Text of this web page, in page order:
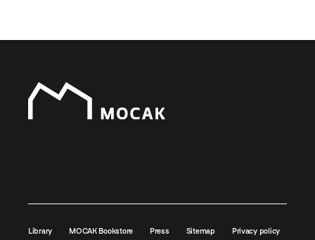
Library MOCAK Bookstore Press Sitemap Privacy policy